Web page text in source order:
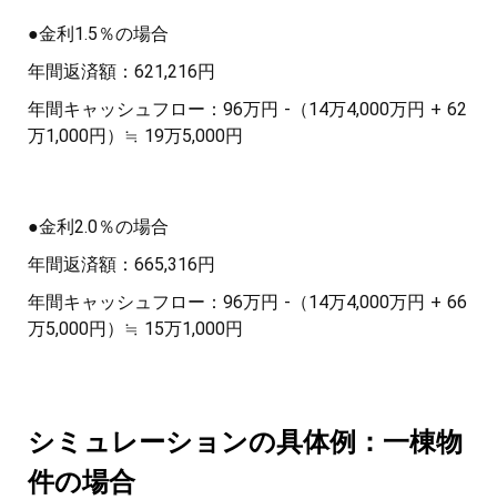
●金利1.5％の場合
年間返済額：621,216円
年間キャッシュフロー：96万円 -（14万4,000万円 + 62
万1,000円）≒ 19万5,000円
●金利2.0％の場合
年間返済額：665,316円
年間キャッシュフロー：96万円 -（14万4,000万円 + 66
万5,000円）≒ 15万1,000円
シミュレーションの具体例：一棟物
件の場合